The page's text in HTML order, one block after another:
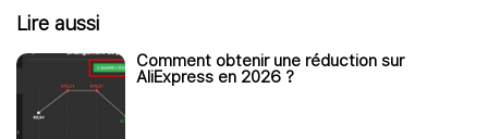
Lire aussi
Comment obtenir une réduction sur
AliExpress en 2026 ?